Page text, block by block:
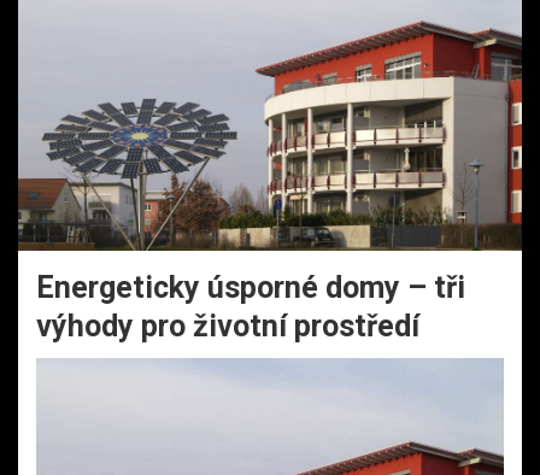
Energeticky úsporné domy – tři
výhody pro životní prostředí